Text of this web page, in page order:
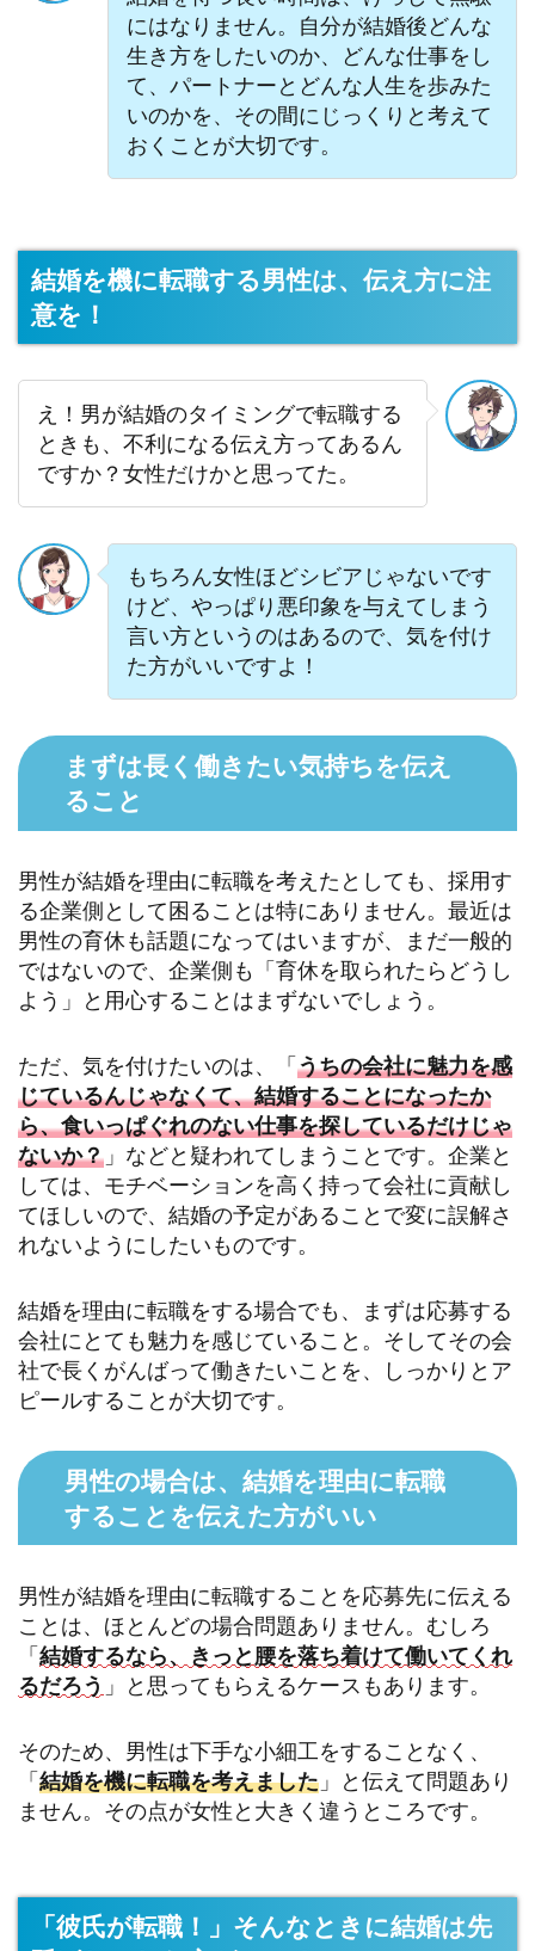
にはなりません。自分が結婚後どんな
生き方をしたいのか、どんな仕事をし
て、パートナーとどんな人生を歩みた
いのかを、その間にじっくりと考えて
おくことが大切です。
結婚を機に転職する男性は、伝え方に注
意を！
え！男が結婚のタイミングで転職する
ときも、不利になる伝え方ってあるん
ですか？女性だけかと思ってた。
もちろん女性ほどシビアじゃないです
けど、やっぱり悪印象を与えてしまう
言い方というのはあるので、気を付け
た方がいいですよ！
まずは長く働きたい気持ちを伝え
ること
男性が結婚を理由に転職を考えたとしても、採用す
る企業側として困ることは特にありません。最近は
男性の育休も話題になってはいますが、まだ一般的
ではないので、企業側も「育休を取られたらどうし
よう」と用心することはまずないでしょう。
ただ、気を付けたいのは、「うちの会社に魅力を感
じているんじゃなくて、結婚することになったか
ら、食いっぱぐれのない仕事を探しているだけじゃ
ないか？ 」などと疑われてしまうことです。企業と
しては、モチベーションを高く持って会社に貢献し
てほしいので、結婚の予定があることで変に誤解さ
れないようにしたいものです。
結婚を理由に転職をする場合でも、まずは応募する
会社にとても魅力を感じていること。そしてその会
社で長くがんばって働きたいことを、しっかりとア
ピールすることが大切です。
男性の場合は、結婚を理由に転職
することを伝えた方がいい
男性が結婚を理由に転職することを応募先に伝える
ことは、ほとんどの場合問題ありません。むしろ
「結婚するなら、きっと腰を落ち着けて働いてくれ
るだろう 」と思ってもらえるケースもあります。
そのため、男性は下手な小細工をすることなく、
「結婚を機に転職を考えました 」と伝えて問題あり
ません。その点が女性と大きく違うところです。
「彼氏が転職！」そんなときに結婚は先